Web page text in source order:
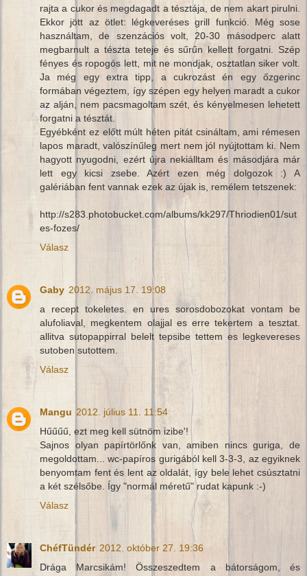
rajta a cukor és megdagadt a tésztája, de nem akart pirulni.
Ekkor jött az ötlet: légkeveréses grill funkció. Még sose
használtam, de szenzációs volt, 20-30 másodperc alatt
megbarnult a tészta teteje és sűrűn kellett forgatni. Szép
fényes és ropogós lett, mit ne mondjak, osztatlan siker volt.
Ja még egy extra tipp, a cukrozást én egy őzgerinc
formában végeztem, így szépen egy helyen maradt a cukor
az alján, nem pacsmagoltam szét, és kényelmesen lehetett
forgatni a tésztát.
Egyébként ez előtt múlt héten pitát csináltam, ami rémesen
lapos maradt, valószínűleg mert nem jól nyújtottam ki. Nem
hagyott nyugodni, ezért újra nekiálltam és másodjára már
lett egy kicsi zsebe. Azért ezen még dolgozok :) A
galériában fent vannak ezek az újak is, remélem tetszenek:
http://s283.photobucket.com/albums/kk297/Thriodien01/sut
es-fozes/
Válasz
Gaby 2012. május 17. 19:08
a recept tokeletes. en ures sorosdobozokat vontam be
alufoliaval, megkentem olajjal es erre tekertem a tesztat.
allitva sutopappirral belelt tepsibe tettem es legkevereses
sutoben sutottem.
Válasz
Mangu 2012. július 11. 11:54
Hűűűű, ezt meg kell sütnöm izibe'!
Sajnos olyan papírtörlőnk van, amiben nincs guriga, de
megoldottam... wc-papíros gurigából kell 3-3-3, az egyiknek
benyomtam fent és lent az oldalát, így bele lehet csúsztatni
a két szélsőbe. Így "normál méretű" rudat kapunk :-)
Válasz
ChéfTündér 2012. október 27. 19:36
Drága Marcsikám! Összeszedtem a bátorságom, és